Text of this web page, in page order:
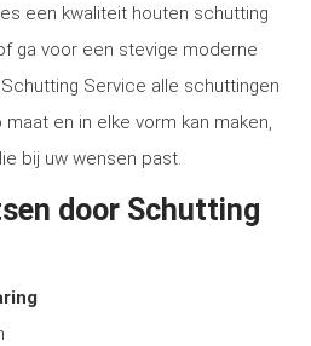
een kwaliteit houten schutting
ga voor een stevige moderne
Service alle schuttingen
en in elke vorm kan maken,
bij uw wensen past.
door Schutting